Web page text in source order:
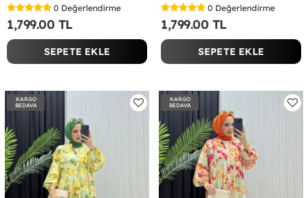
0 Değerlendirme
1,799.00 TL
SEPETE EKLE
0 Değerlendirme
1,799.00 TL
SEPETE EKLE
KARGO
BEDAVA
KARGO
BEDAVA